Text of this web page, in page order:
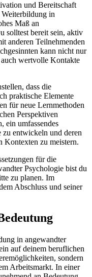
und Bereitschaft
in
Maß an
solltest bereit sein, aktiv
anderen Teilnehmenden
kann nicht nur
wertvolle Kontakte
dass die
praktische Elemente
für neue Lernmethoden
Perspektiven
ein umfassendes
zu entwickeln und deren
Kontexten zu meistern.
für die
Psychologie bist du
zu planen. Im
Abschluss und seiner
in angewandter
auf deinem beruflichen
sondern
Arbeitsmarkt. In einer